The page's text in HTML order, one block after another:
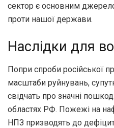
сектор є основним
проти нашої держави.
Наслідки для
Попри спроби російської
масштаби руйнувань,
свідчать про значні
областях РФ. Пожежі на
НПЗ призводять до